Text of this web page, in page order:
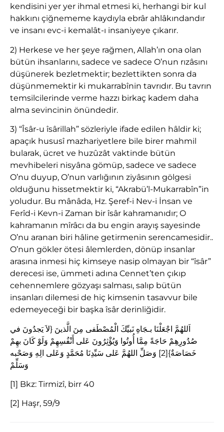
kendisini yer yer ihmal etmesi ki, herhangi bir kul
hakkını çiğnememe kaydıyla ebrâr ahlâkındandır
ve insanı evc-i kemalât-ı insaniyeye çıkarır.
2) Herkese ve her şeye rağmen, Allah’ın ona olan
bütün ihsanlarını, sadece ve sadece O’nun rızâsını
düşünerek bezletmektir; bezlettikten sonra da
düşünmemektir ki mukarrabînin tavrıdır. Bu tavrın
temsilcilerinde verme hazzı birkaç kadem daha
alma sevincinin önündedir.
3) “Îsâr-u îsârillah” sözleriyle ifade edilen hâldir ki;
apaçık hususî mazhariyetlere bile birer mahmil
bularak, ücret ve huzûzât vaktinde bütün
mevhibeleri nisyâna gömüp, sadece ve sadece
O’nu duyup, O’nun varlığının ziyâsının gölgesi
olduğunu hissetmektir ki, “Akrabü’l-Mukarrabîn”in
yoludur. Bu mânâda, Hz. Şeref-i Nev-i İnsan ve
Ferîd-i Kevn-i Zaman bir îsâr kahramanıdır; O
kahramanın mîrâcı da bu engin arayış sayesinde
O’nu aranan biri hâline getirmenin serencamesidir..
O’nun gökler ötesi âlemlerden, dönüp insanlar
arasına inmesi hiç kimseye nasip olmayan bir “îsâr”
derecesi ise, ümmeti adına Cennet’ten çıkıp
cehennemlere gözyaşı salması, salıp bütün
insanları dilemesi de hiç kimsenin tasavvur bile
edemeyeceği bir başka îsâr derinliğidir.
اَللهُمَّ اجْعَلْنَا بـجَاهِ نَبيِّكَ الْمُصْطَفى مِنَ الَّذينَ {لاَ يَجدُونَ في
صُدُورِهِمْ حَاجَةً مِمَّا أُوتُوا وَيُؤْثِرُونَ عَلى أَنْفُسِهِمْ وَلَوْ كَانَ بهِمْ
خَصَاصَةٌ}[2] وَصَلِّ اللهُمَّ عَلى سَيِّدِنَا مُحَمَّدٍ وَعَلى الِهِ وَصَحْبه
وَسَلِّمْ
[1] Bkz: Tirmizî, birr 40
[2] Haşr, 59/9